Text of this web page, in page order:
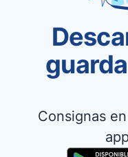
Consignas